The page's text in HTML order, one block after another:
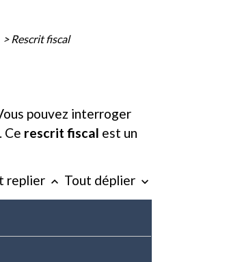
> Rescrit fiscal
pouvez interroger
Ce rescrit fiscal est un
replier keyboard_arrow_up Tout déplier keyboard_arrow_down